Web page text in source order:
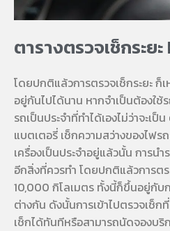
ตารางตรวจเช็กระย
โดยปกติแล้วการตรวจเช็กระยะ ก็
อยู่กันไปได้นาน หากจำเป็นต้องใ
รถเป็นประจำที่ทำได้เองไม่ว่าจะเ
แบตเตอรี่ เช็กความสว่างของไฟ
เครื่องเป็นประจำอยู่แล้วนั้น การน
อีกสิ่งที่ควรทำ โดยปกติแล้วการต
10,000 กิโลเมตร ทั้งนี้ก็ขึ้นอยู่กับ
ต่างกัน ดังนั้นการเข้าไปตรวจเช็ก
เช็กได้ทันทีหรือสามารถนัดจองบริ